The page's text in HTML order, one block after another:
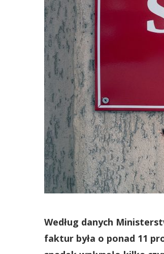
Według danych
faktur była o ponad 11